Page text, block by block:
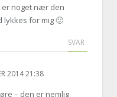
er noget nær den
lykkes for mig 🙂
SVAR
2014 21:38
– den er nemlig